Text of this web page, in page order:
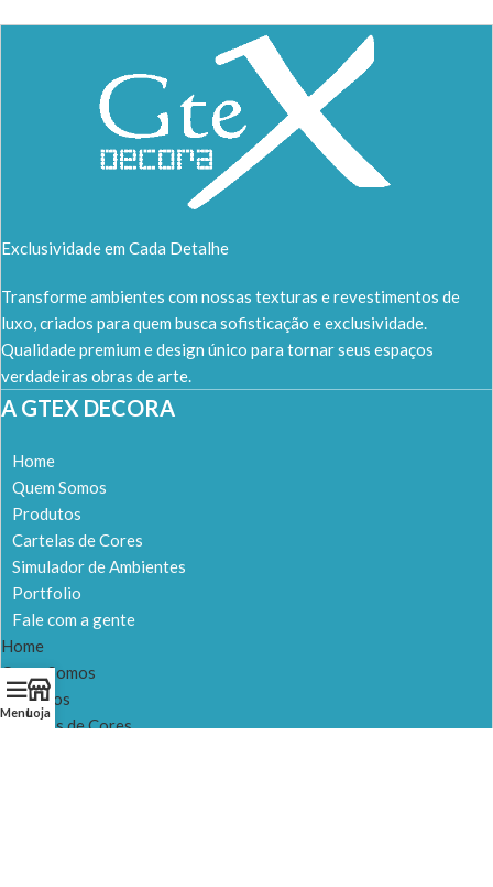
Exclusividade em Cada Detalhe
Transforme ambientes com nossas texturas e revestimentos de
luxo, criados para quem busca sofisticação e exclusividade.
Qualidade premium e design único para tornar seus espaços
verdadeiras obras de arte.
A GTEX DECORA
Home
Quem Somos
Produtos
Cartelas de Cores
Simulador de Ambientes
Portfolio
Fale com a gente
Home
Quem Somos
Produtos
Cartelas de Cores
MenuLoja